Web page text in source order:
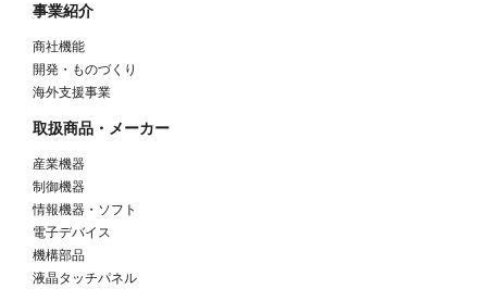
事業紹介
商社機能
開発・ものづくり
海外支援事業
取扱商品・メーカー
産業機器
制御機器
情報機器・ソフト
電子デバイス
機構部品
液晶タッチパネル